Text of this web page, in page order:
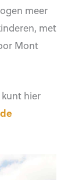
meer
met
Mont
kunt hier